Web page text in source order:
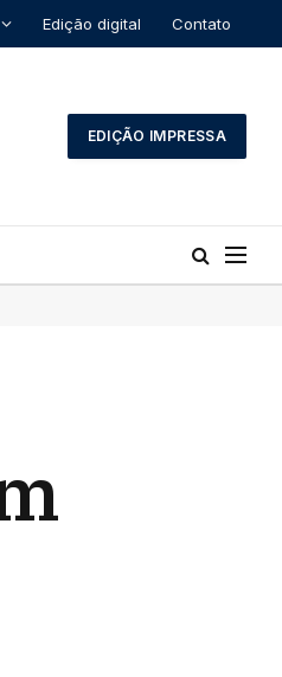
Edição digital Contato
EDIÇÃO IMPRESSA